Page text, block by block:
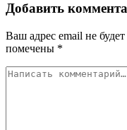
Добавить
Ваш адрес email не
помечены *